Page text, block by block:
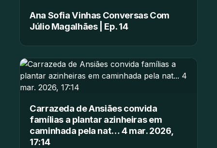
Ana Sofia Vinhas Conversas Com
Júlio Magalhães | Ep. 14
Carrazeda de Ansiães convida
famílias a plantar azinheiras em
caminhada pela nat… 4 mar. 2026,
17:14